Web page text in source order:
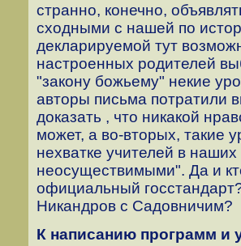
странно, конечно,
сходными с нашей по
декларируемой тут
настроенных родителей
"закону божьему" некие
авторы письма потратили
доказать , что никакой
может, а во-вторых, такие
нехватке учителей в
неосуществимыми". Да и
официальный
Никандров с Садовничим?
К написанию программ и